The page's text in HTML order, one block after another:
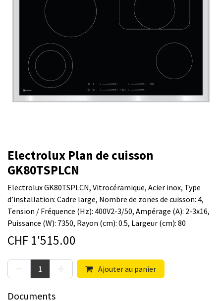
Electrolux Plan de cuisson
GK80TSPLCN
Electrolux GK80TSPLCN, Vitrocéramique, Acier inox, Type
d’installation: Cadre large, Nombre de zones de cuisson: 4,
Tension / Fréquence (Hz): 400V2-3/50, Ampérage (A): 2-3x16,
Puissance (W): 7350, Rayon (cm): 0.5, Largeur (cm): 80
CHF 1'515.00
Ajouter au panier
Documents